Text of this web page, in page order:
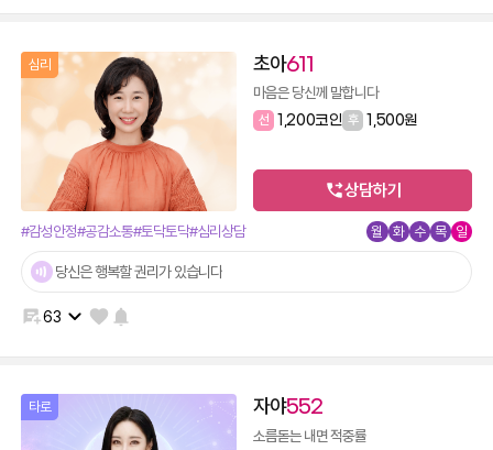
심리 초아611
마음은 당신께 말합니다
선 1,200코인 후 1,500원
상담하기
#감성안정#공감소통#토닥토닥#심리상담 월 화 수 목 일
당신은 행복할 권리가 있습니다
63
타로 자야552
소름돋는 내면 적중률